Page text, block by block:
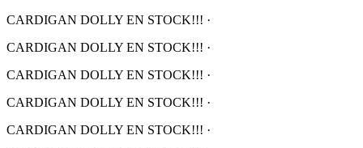
CARDIGAN DOLLY EN STOCK!!! ·
CARDIGAN DOLLY EN STOCK!!! ·
CARDIGAN DOLLY EN STOCK!!! ·
CARDIGAN DOLLY EN STOCK!!! ·
CARDIGAN DOLLY EN STOCK!!! ·